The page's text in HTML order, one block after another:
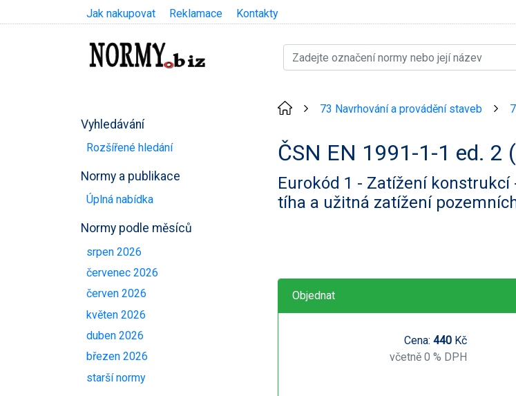
Jak nakupovat Reklamace Kontakty
Vyhledávání
Rozšířené hledání
Normy a publikace
Úplná nabídka
Normy podle měsíců
srpen 2026
červenec 2026
červen 2026
květen 2026
duben 2026
březen 2026
starší normy
73 Navrhování a provádění staveb
ČSN EN 1991-1-1 ed. 2
Eurokód 1 - Zatížení konstrukcí
tíha a užitná zatížení
Objednat
Cena: 440Kč
včetně 0 % DPH